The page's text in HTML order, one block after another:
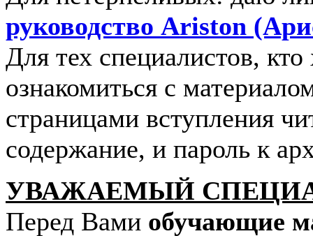
руководство Ariston
Для тех специалистов,
ознакомиться с
страницами вступления
содержание, и пароль к
УВАЖАЕМЫЙ
Перед Вами обучающие